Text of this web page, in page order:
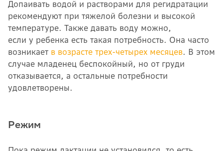
Допаивать водой и растворами для регидратации
рекомендуют при тяжелой болезни и высокой
температуре. Также давать воду можно,
если у ребенка есть такая потребность. Она часто
возникает в возрасте трех-четырех месяцев. В этом
случае младенец беспокойный, но от груди
отказывается, а остальные потребности
удовлетворены.
Режим